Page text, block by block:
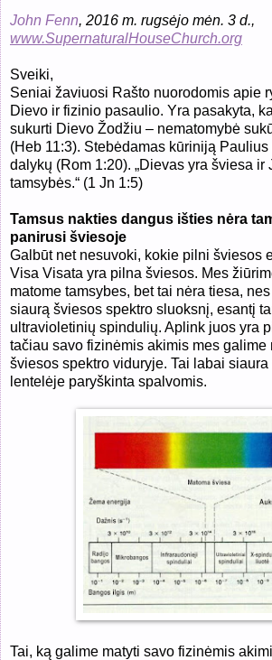
John Fenn, 2016 m. rugsėjo mėn. 3 d.,
www.SupernaturalHouseChurch.org
Sveiki,
Seniai žaviuosi Rašto nuorodomis apie
Dievo ir fizinio pasaulio. Yra pasakyta,
sukurti Dievo Žodžiu – nematomybė
(Heb 11:3). Stebėdamas kūriniją
dalykų (Rom 1:20). „Dievas yra šviesa ir
tamsybės.“ (1 Jn 1:5)
Tamsus nakties dangus išties nėra
panirusi šviesoje
Galbūt net nesuvoki, kokie pilni šviesos
Visa Visata yra pilna šviesos. Mes
matome tamsybes, bet tai nėra tiesa,
siaurą šviesos spektro sluoksnį, esantį
ultravioletinių spindulių. Aplink juos yra
tačiau savo fizinėmis akimis mes galime
šviesos spektro viduryje. Tai labai
lentelėje paryškinta spalvomis.
Tai, ką galime matyti savo fizinėmis